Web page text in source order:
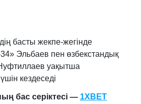
басты жекпе-жегінде
Эльбаев пен өзбекстандық
уақытша
кездеседі
бас серіктесі — 1XBET